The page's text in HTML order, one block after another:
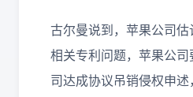
古尔曼说到，苹果公司
相关专利问题，苹果公
司达成协议吊销侵权申